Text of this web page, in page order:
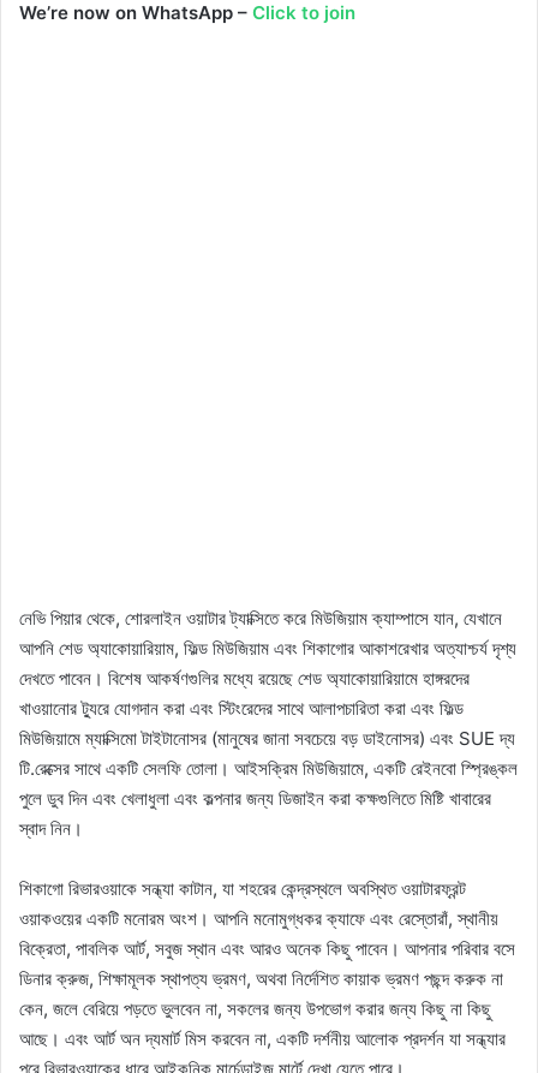
We’re now on WhatsApp – Click to join
নেভি পিয়ার থেকে, শোরলাইন ওয়াটার ট্যাক্সিতে করে মিউজিয়াম ক্যাম্পাসে যান, যেখানে
আপনি শেড অ্যাকোয়ারিয়াম, ফিল্ড মিউজিয়াম এবং শিকাগোর আকাশরেখার অত্যাশ্চর্য দৃশ্য
দেখতে পাবেন। বিশেষ আকর্ষণগুলির মধ্যে রয়েছে শেড অ্যাকোয়ারিয়ামে হাঙ্গরদের
খাওয়ানোর ট্যুরে যোগদান করা এবং স্টিংরেদের সাথে আলাপচারিতা করা এবং ফিল্ড
মিউজিয়ামে ম্যাক্সিমো টাইটানোসর (মানুষের জানা সবচেয়ে বড় ডাইনোসর) এবং SUE দ্য
টি.রেক্সের সাথে একটি সেলফি তোলা। আইসক্রিম মিউজিয়ামে, একটি রেইনবো স্প্রিঙ্কল
পুলে ডুব দিন এবং খেলাধুলা এবং কল্পনার জন্য ডিজাইন করা কক্ষগুলিতে মিষ্টি খাবারের
স্বাদ নিন।
শিকাগো রিভারওয়াকে সন্ধ্যা কাটান, যা শহরের কেন্দ্রস্থলে অবস্থিত ওয়াটারফ্রন্ট
ওয়াকওয়ের একটি মনোরম অংশ। আপনি মনোমুগ্ধকর ক্যাফে এবং রেস্তোরাঁ, স্থানীয়
বিক্রেতা, পাবলিক আর্ট, সবুজ স্থান এবং আরও অনেক কিছু পাবেন। আপনার পরিবার বসে
ডিনার ক্রুজ, শিক্ষামূলক স্থাপত্য ভ্রমণ, অথবা নির্দেশিত কায়াক ভ্রমণ পছন্দ করুক না
কেন, জলে বেরিয়ে পড়তে ভুলবেন না, সকলের জন্য উপভোগ করার জন্য কিছু না কিছু
আছে। এবং আর্ট অন দ্যমার্ট মিস করবেন না, একটি দর্শনীয় আলোক প্রদর্শন যা সন্ধ্যার